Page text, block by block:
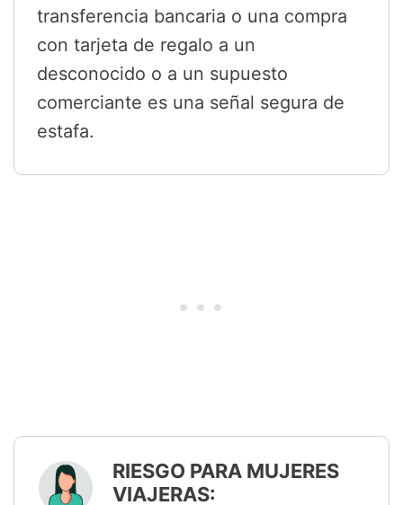
transferencia bancaria o una compra
con tarjeta de regalo a un
desconocido o a un supuesto
comerciante es una señal segura de
estafa.
RIESGO PARA MUJERES
VIAJERAS: